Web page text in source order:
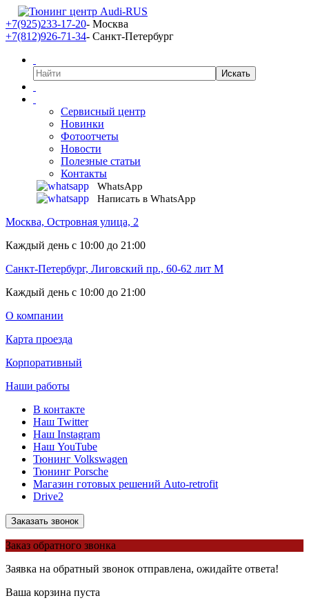
+7(925)233-17-20- Москва
+7(812)926-71-34- Санкт-Петербург
Сервисный центр
Новинки
Фотоотчеты
Новости
Полезные статьи
Контакты
WhatsApp
Написать в WhatsApp
Москва, Островная улица, 2
Каждый день с 10:00 до 21:00
Санкт-Петербург, Лиговский пр., 60-62 лит М
Каждый день с 10:00 до 21:00
О компании
Карта проезда
Корпоративный
Наши работы
В контакте
Наш Twitter
Наш Instagram
Наш YouTube
Тюнинг Volkswagen
Тюнинг Porsche
Магазин готовых решений Auto-retrofit
Drive2
Заказать звонок
Заказ обратного звонка
Заявка на обратный звонок отправлена, ожидайте ответа!
Ваша корзина пуста